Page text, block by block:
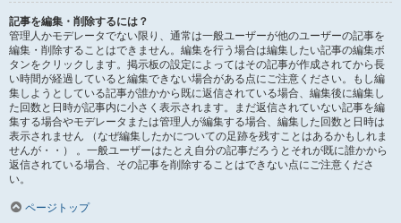
記事を編集・削除するには？
管理人かモデレータでない限り、通常は一般ユーザーが他のユーザーの記事を
編集・削除することはできません。編集を行う場合は編集したい記事の編集ボ
タンをクリックします。掲示板の設定によってはその記事が作成されてから長
い時間が経過していると編集できない場合がある点にご注意ください。もし編
集しようとしている記事が誰かから既に返信されている場合、編集後に編集し
た回数と日時が記事内に小さく表示されます。まだ返信されていない記事を編
集する場合やモデレータまたは管理人が編集する場合、編集した回数と日時は
表示されません （なぜ編集したかについての足跡を残すことはあるかもしれま
せんが・・） 。一般ユーザーはたとえ自分の記事だろうとそれが既に誰かから
返信されている場合、その記事を削除することはできない点にご注意くださ
い。
ページトップ